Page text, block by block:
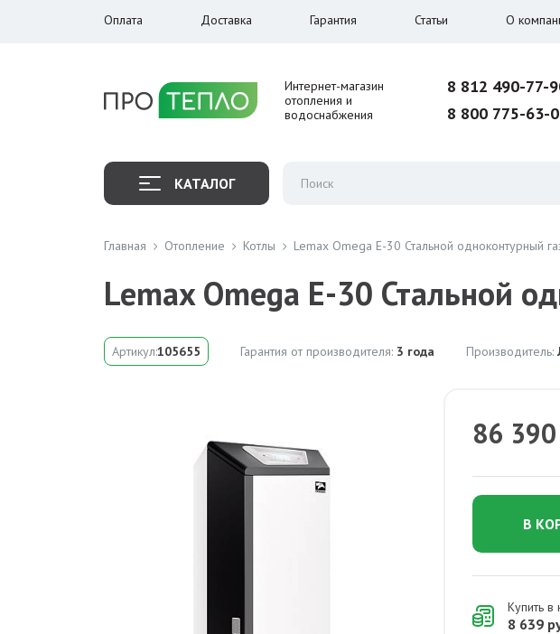
Оплата Доставка Гарантия Статьи О
Интернет-магазин
отопления и
водоснабжения
8 812 490-77-
8 800 775-63-
КАТАЛОГ
Главная Отопление Котлы Lemax Omega E-30 Стальной одноконтурный
Lemax Omega E-30 Стальной
Артикул:105655 Гарантия от производителя: 3 года Производитель:
86 390
В
Купить в
8 639